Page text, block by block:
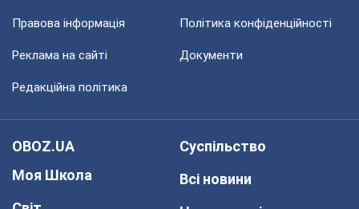
Правова інформація Політика конфіденційності
Реклама на сайті Документи
Редакційна політика
OBOZ.UA
Моя Школа
Суспільство
Всі новини